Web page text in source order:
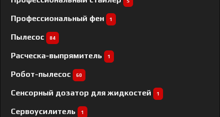
Профессиональный фен 1
Пылесос 84
Расческа-выпрямитель 1
Робот-пылесос 60
Сенсорный дозатор для жидкостей 1
Сервоусилитель 1